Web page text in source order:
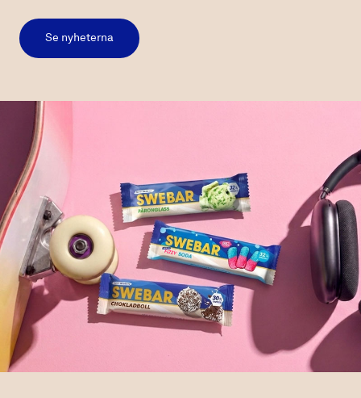
Se nyheterna